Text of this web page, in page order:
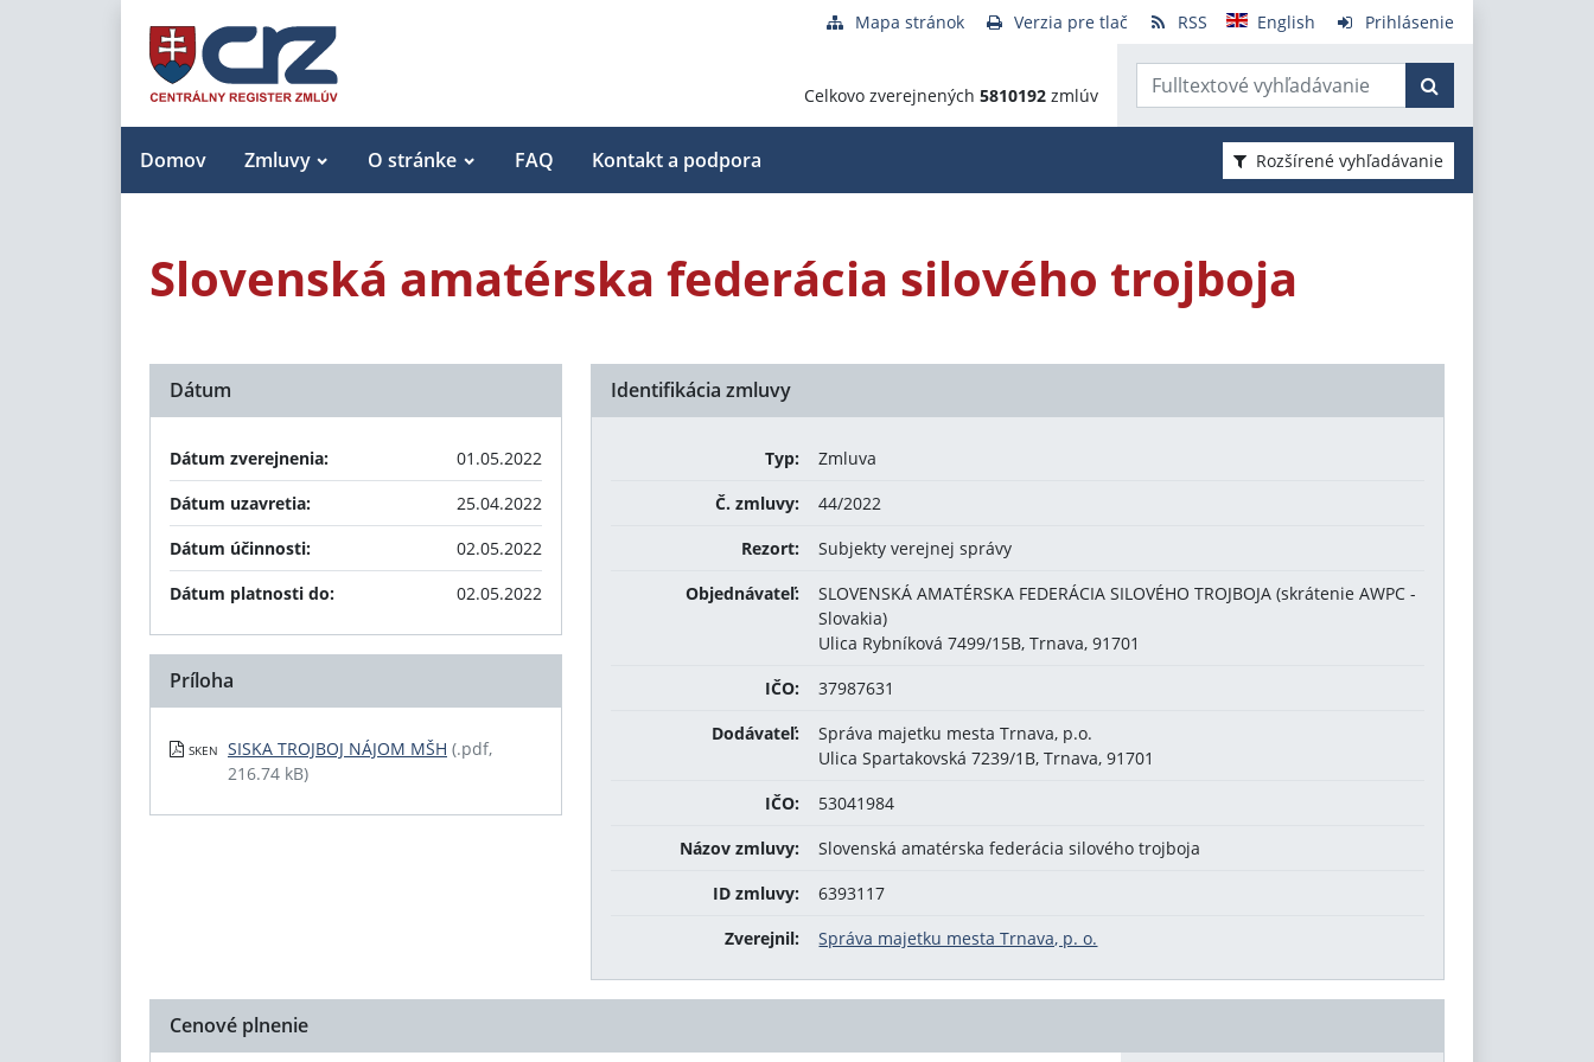
Mapa stránok Verzia pre tlač RSS English Prihlásenie
Celkovo zverejnených 5810192 zmlúv
Domov Zmluvy O stránke FAQ Kontakt a podpora Rozšírené vyhľadávanie
Slovenská amatérska federácia silového trojboja
Identifikácia zmluvy
Typ:
Zmluva
Č. zmluvy:
44/2022
Rezort:
Subjekty verejnej správy
Objednávateľ:
SLOVENSKÁ AMATÉRSKA FEDERÁCIA SILOVÉHO TROJBOJA (skrátenie AWPC -
Slovakia)
Ulica Rybníková 7499/15B, Trnava, 91701
IČO:
37987631
Dodávateľ:
Správa majetku mesta Trnava, p.o.
Ulica Spartakovská 7239/1B, Trnava, 91701
IČO:
53041984
Názov zmluvy:
Slovenská amatérska federácia silového trojboja
ID zmluvy:
6393117
Zverejnil:
Správa majetku mesta Trnava, p. o.
Dátum
Dátum zverejnenia:
01.05.2022
Dátum uzavretia:
25.04.2022
Dátum účinnosti:
02.05.2022
Dátum platnosti do:
02.05.2022
Príloha
SKEN SISKA TROJBOJ NÁJOM MŠH (.pdf,
216.74 kB)
Cenové plnenie